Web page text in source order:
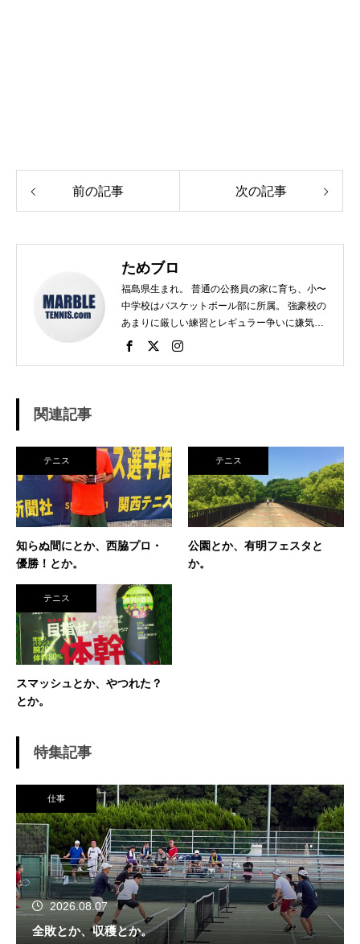
前の記事 次の記事
ためブロ
福島県生まれ。 普通の公務員の家に育ち、小〜
中学校はバスケットボール部に所属。 強豪校の
あまりに厳しい練習とレギュラー争いに嫌気が
さし、個人スポーツをやることに。 高校で見つ
素振りをした途端に、先輩に「センスなし」か
ら一刀両断。（笑） そんなテニスとの出会い
が、今に至り、テニスで生きているという不思
議な人生。 テニスを軸にたくさん勉強させても
らったことを駆使して、 テニス業界、スポーツ
ビジネス界で生きている今現在。 座右の銘は
「努力に勝る天才なし」 セミナー講師や研修も
関連記事
テニス
知らぬ間にとか、西脇プロ・
優勝！とか。
テニス
公園とか、有明フェスタと
か。
テニス
スマッシュとか、やつれた？
とか。
特集記事
仕事
2026.08.07
全敗とか、収穫とか。